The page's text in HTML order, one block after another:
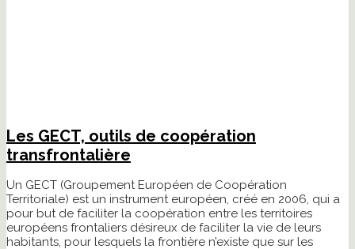
Les GECT, outils de coopération
transfrontalière
Un GECT (Groupement Européen de Coopération
Territoriale) est un instrument européen, créé en 2006, qui a
pour but de faciliter la coopération entre les territoires
européens frontaliers désireux de faciliter la vie de leurs
habitants, pour lesquels la frontière n’existe que sur les